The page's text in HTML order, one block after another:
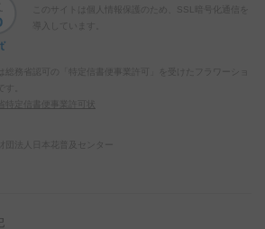
このサイトは個人情報保護のため、SSL暗号化通信を
導入しています。
総務省認可の「特定信書便事業許可」を受けたフラワーショ
特定信書便事業許可状